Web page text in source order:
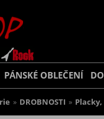
PÁNSKÉ OBLEČENÍ
» DROBNOSTI »